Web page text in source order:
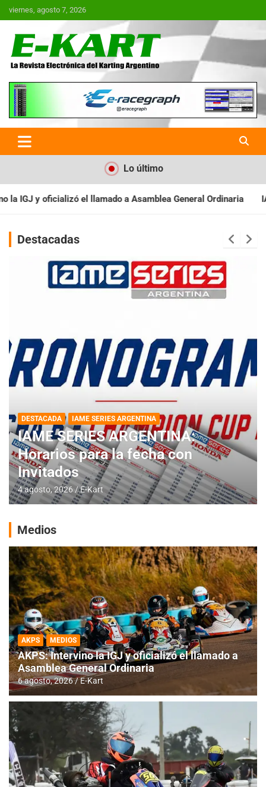
Saltar
al
viernes, agosto 7, 2026
E-Kart.com.ar | La Revista
Electrónica del Karting en
Argentina
Lo último
General Ordinaria IAME SERIES ARGENTINA:
Destacadas
DESTACADA IAME SERIES ARGENTINA
IAME SERIES ARGENTINA:
Horarios para la fecha con
Invitados
4 agosto, 2026 E-Kart
Medios
AKPS MEDIOS
AKPS: Intervino la IGJ y oficializó el llamado a
Asamblea General Ordinaria
6 agosto, 2026 E-Kart